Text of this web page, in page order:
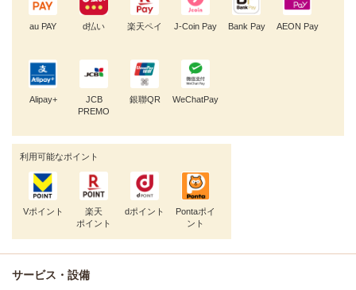
au PAY d払い 楽天ペイ J-Coin Pay Bank Pay AEON Pay
Alipay+
JCB
PREMO
銀聯QR WeChatPay
利用可能なポイント
Vポイント
楽天
ポイント
dポイント
Pontaポイ
ント
サービス・設備